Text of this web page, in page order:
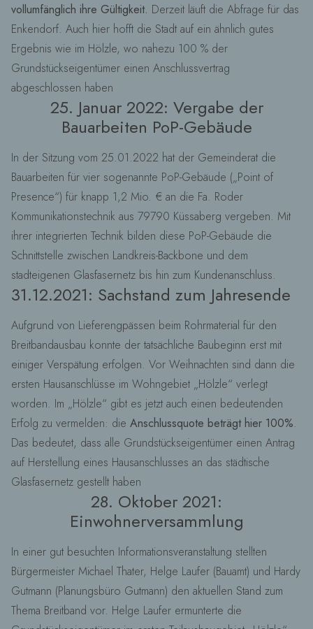
vollumfänglich ihre Gültigkeit. Derzeit läuft die Abfrage für das
Enkendorf. Auch hier hofft die Stadt auf ein ähnlich gutes
Ergebnis wie im Hölzle, wo nahezu 100 % der
Grundstückseigentümer einen Anschlussvertrag
abgeschlossen haben
25. Januar 2022: Vergabe der
Bauarbeiten PoP-Gebäude
In der Sitzung vom 25.01.2022 hat der Gemeinderat die
Bauarbeiten für vier sogenannte PoP-Gebäude („Point of
Presence“) für knapp 1,2 Mio. € an die Fa. Roder
Kommunikationstechnik aus 79790 Küssaberg vergeben. Mit
ihrer integrierten Technik bilden diese PoP-Gebäude die
Schnittstelle zwischen Landkreis-Backbone und dem
stadteigenen Glasfasernetz bis hin zum Kundenanschluss.
31.12.2021: Sachstand zum Jahresende
Aufgrund von Lieferengpässen beim Rohrmaterial für den
Breitbandausbau konnte der tatsächliche Baubeginn erst mit
einiger Verspätung erfolgen. Vor Weihnachten sind dann die
ersten Hausanschlüsse im Wohngebiet „Hölzle“ verlegt
worden. Im „Hölzle“ gibt es jetzt auch einen bedeutenden
Erfolg zu vermelden: die Anschlussquote beträgt hier 100%.
Das bedeutet, dass alle Grundstückseigentümer einen Antrag
auf Herstellung eines Hausanschlusses an das städtische
Glasfasernetz gestellt haben
28. Oktober 2021:
Einwohnerversammlung
In einer gut besuchten Informationsveranstaltung stellten
Bürgermeister Michael Thater, Helge Laufer (Bauamt) und Hardy
Gutmann (Planungsbüro Gutmann) den aktuellen Stand zum
Thema Breitband vor. Helge Laufer ermunterte die